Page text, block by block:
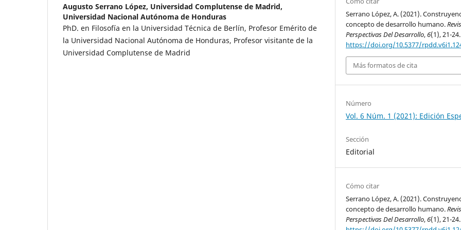
Augusto Serrano López, Universidad Complutense de Madrid,
Universidad Nacional Autónoma de Honduras
PhD. en Filosofía en la Universidad Técnica de Berlín, Profesor Emérito de
la Universidad Nacional Autónoma de Honduras, Profesor visitante de la
Universidad Complutense de Madrid
Serrano López, A. (2021).
concepto de desarrollo humano.
Perspectivas Del Desarrollo,6(1), 21-24.
https://doi.org/10.5377/
Más formatos de cita
Número
Vol. 6 Núm. 1 (2021): Edición
Sección
Editorial
Cómo citar
Serrano López, A. (2021).
concepto de desarrollo humano.
Perspectivas Del Desarrollo,6(1), 21-24.